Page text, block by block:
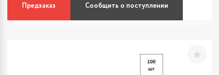
Предзаказ Сообщить о поступлении